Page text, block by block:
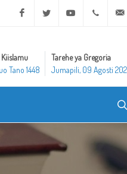
Facebook Twitter Youtube +20
Tano 1448
Tarehe ya Gregoria
Jumapili, 09 Agosti